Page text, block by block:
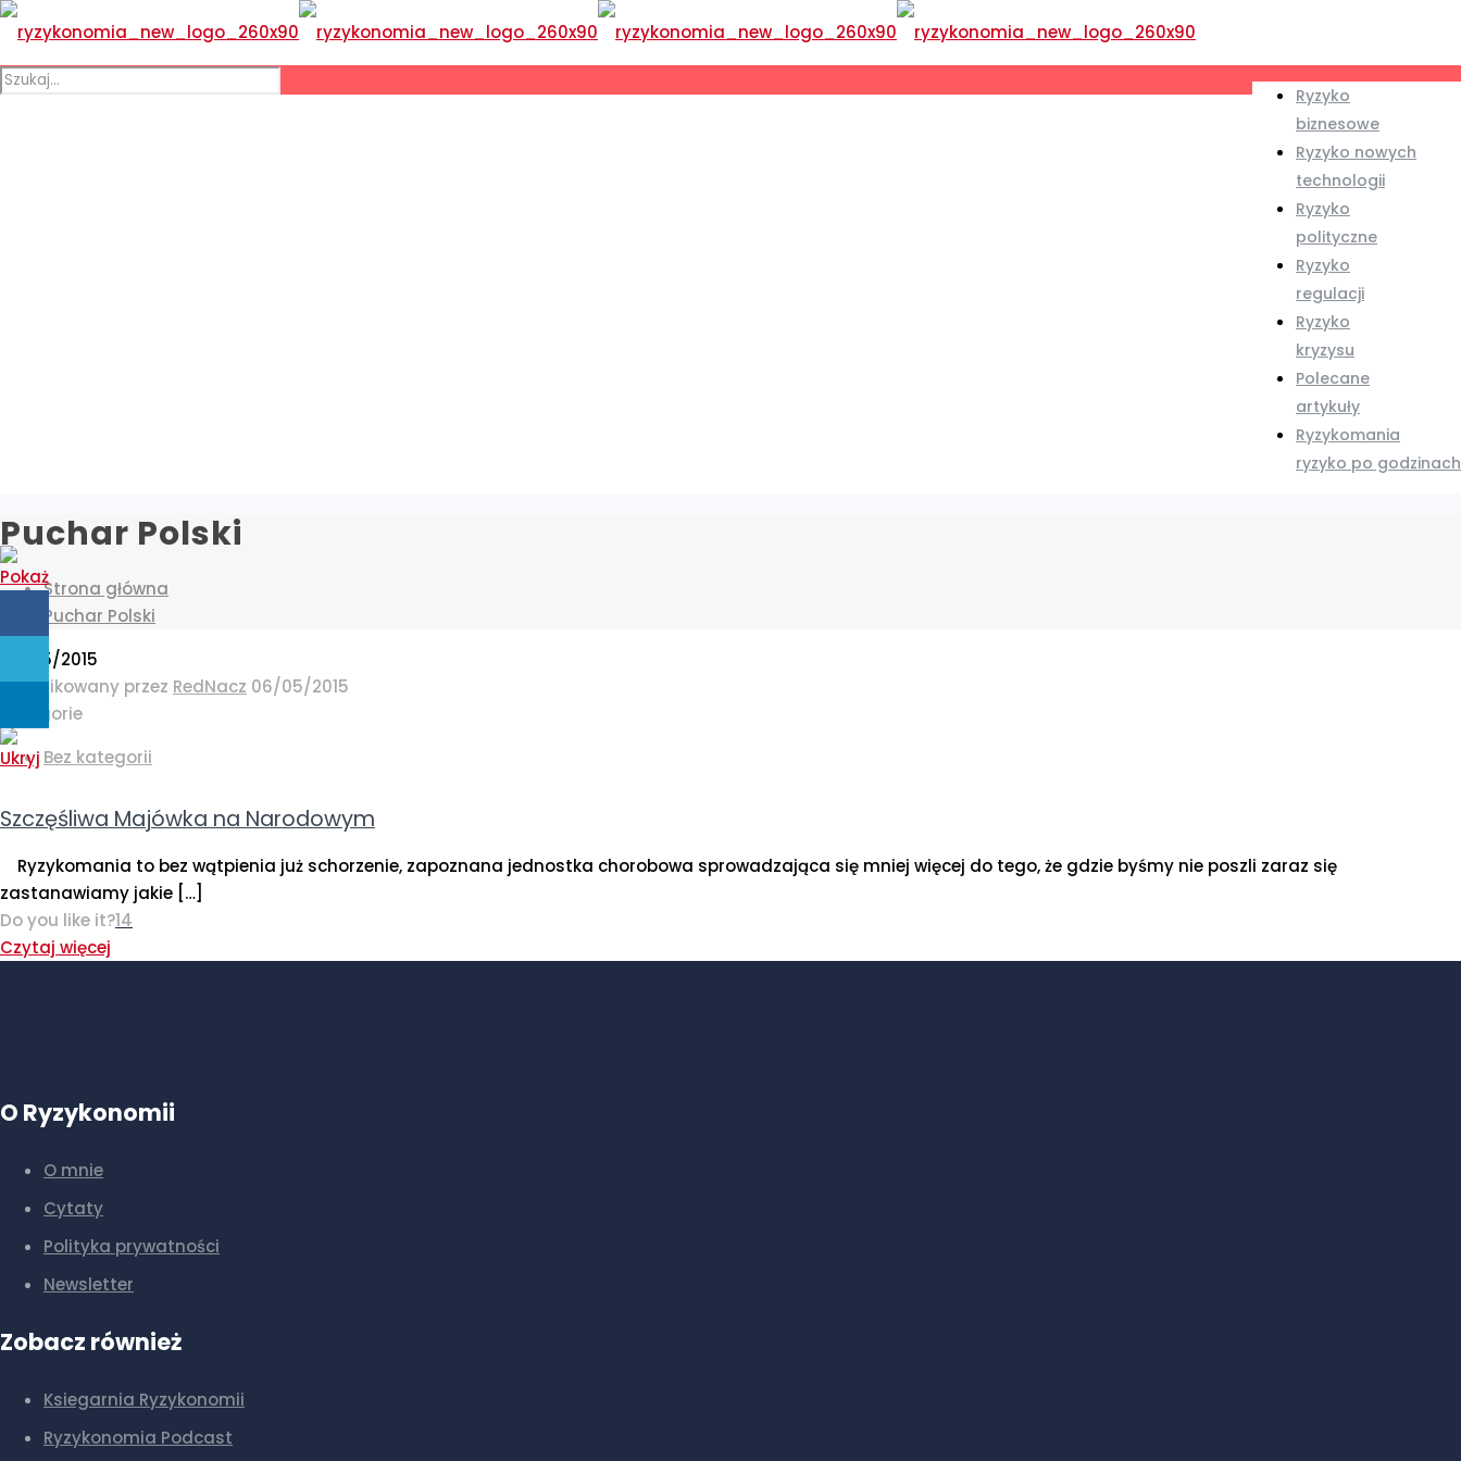
Ryzyko
biznesowe
Ryzyko nowych
technologii
Ryzyko
polityczne
Ryzyko
regulacji
Ryzyko
kryzysu
Polecane
artykuły
Ryzykomania
ryzyko po godzinach
Puchar Polski
Strona główna
Puchar Polski
06/05/2015
Opublikowany przez RedNacz 06/05/2015
Kategorie
Bez kategorii
Szczęśliwa Majówka na Narodowym
Ryzykomania to bez wątpienia już schorzenie, zapoznana jednostka chorobowa sprowadzająca się mniej więcej do tego, że gdzie byśmy nie poszli zaraz się
zastanawiamy jakie […]
Do you like it?14
Czytaj więcej
O Ryzykonomii
O mnie
Cytaty
Polityka prywatności
Newsletter
Zobacz również
Ksiegarnia Ryzykonomii
Ryzykonomia Podcast